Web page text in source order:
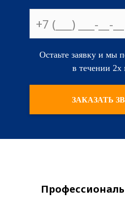
Остаьте заявку и мы
в течении 2х
ЗАКАЗАТЬ